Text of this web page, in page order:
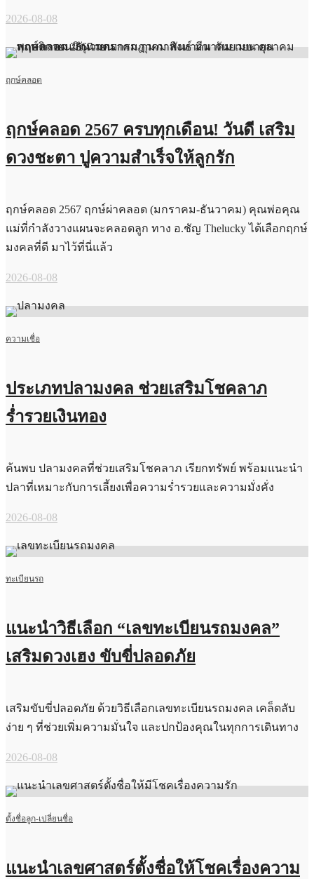
2026-08-08
ฤกษ์คลอด
ฤกษ์คลอด 2567 ครบทุกเดือน! วันดี เสริม
ดวงชะตา ปูความสำเร็จให้ลูกรัก
ฤกษ์คลอด 2567 ฤกษ์ผ่าคลอด (มกราคม-ธันวาคม) คุณพ่อคุณ
แม่ที่กำลังวางแผนจะคลอดลูก ทาง อ.ชัญ Thelucky ได้เลือกฤกษ์
มงคลที่ดี มาไว้ที่นี่แล้ว
2026-08-08
ความเชื่อ
ประเภทปลามงคล ช่วยเสริมโชคลาภ
ร่ำรวยเงินทอง
ค้นพบ ปลามงคลที่ช่วยเสริมโชคลาภ เรียกทรัพย์ พร้อมแนะนำ
ปลาที่เหมาะกับการเลี้ยงเพื่อความร่ำรวยและความมั่งคั่ง
2026-08-08
ทะเบียนรถ
แนะนำวิธีเลือก “เลขทะเบียนรถมงคล”
เสริมดวงเฮง ขับขี่ปลอดภัย
เสริมขับขี่ปลอดภัย ด้วยวิธีเลือกเลขทะเบียนรถมงคล เคล็ดลับ
ง่าย ๆ ที่ช่วยเพิ่มความมั่นใจ และปกป้องคุณในทุกการเดินทาง
2026-08-08
ตั้งชื่อลูก-เปลี่ยนชื่อ
แนะนำเลขศาสตร์ตั้งชื่อให้โชคเรื่องความ